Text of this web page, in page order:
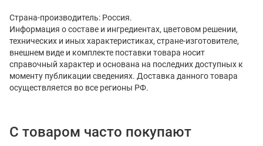
Страна-производитель: Россия.
Информация о составе и ингредиентах, цветовом решении,
технических и иных характеристиках, стране-изготовителе,
внешнем виде и комплекте поставки товара носит
справочный характер и основана на последних доступных к
моменту публикации сведениях. Доставка данного товара
осуществляется во все регионы РФ.
С товаром часто покупают